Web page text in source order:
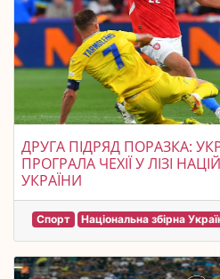
ДРУГА ПІДРЯД ПОРАЗКА:
ПРОГРАЛА ЧЕХІЇ У ЛІЗІ
УКРАЇНИ
Спорт Національна збірна